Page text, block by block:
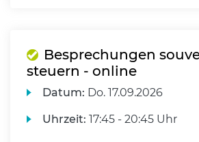
Besprechungen
steuern - online
Datum: Do. 17.09.2026
Uhrzeit: 17:45 - 20:45 Uhr